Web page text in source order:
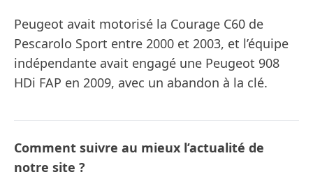
Peugeot avait motorisé la Courage C60 de
Pescarolo Sport entre 2000 et 2003, et l’équipe
indépendante avait engagé une Peugeot 908
HDi FAP en 2009, avec un abandon à la clé.
Comment suivre au mieux l’actualité de
notre site ?